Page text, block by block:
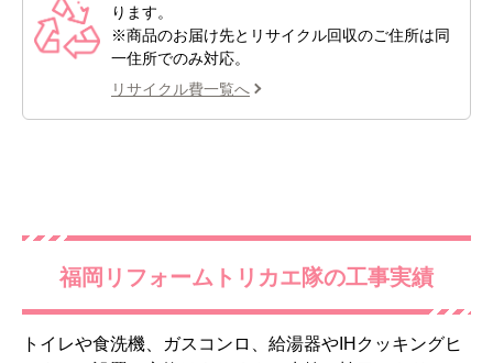
ります。
※商品のお届け先とリサイクル回収のご住所は同
一住所でのみ対応。
リサイクル費一覧へ
福岡リフォームトリカエ隊の工事実績
トイレや食洗機、ガスコンロ、給湯器やIHクッキングヒ